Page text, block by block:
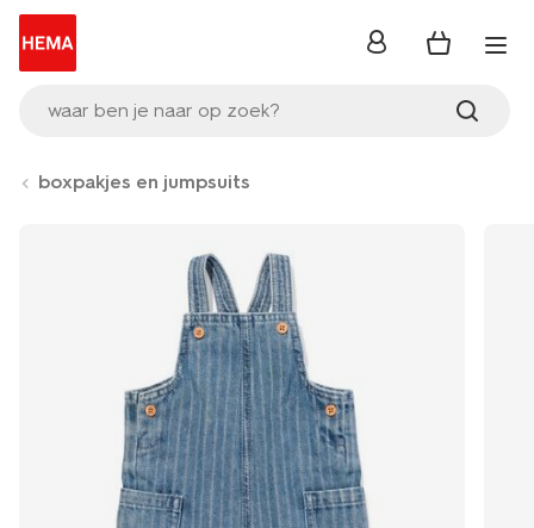
waar ben je naar op zoek?
inloggen
boxpakjes en jumpsuits